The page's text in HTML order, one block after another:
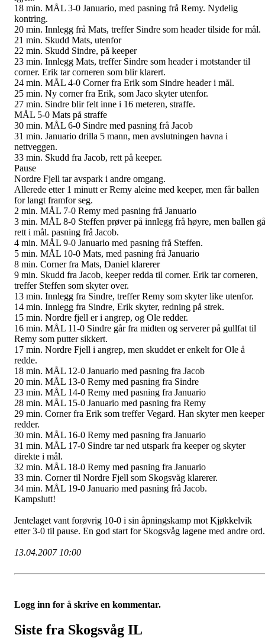
18 min. MÅL 3-0 Januario, med pasning frå Remy. Nydelig
kontring.
20 min. Innlegg frå Mats, treffer Sindre som header tilside for mål.
21 min. Skudd Mats, utenfor
22 min. Skudd Sindre, på keeper
23 min. Innlegg Mats, treffer Sindre som header i motstander til
corner. Erik tar corneren som blir klarert.
24 min. MÅL 4-0 Corner fra Erik som Sindre header i mål.
25 min. Ny corner fra Erik, som Jaco skyter utenfor.
27 min. Sindre blir felt inne i 16 meteren, straffe.
MÅL 5-0 Mats på straffe
30 min. MÅL 6-0 Sindre med pasning frå Jacob
31 min. Januario drilla 5 mann, men avslutningen havna i
nettveggen.
33 min. Skudd fra Jacob, rett på keeper.
Pause
Nordre Fjell tar avspark i andre omgang.
Allerede etter 1 minutt er Remy aleine med keeper, men får ballen
for langt framfor seg.
2 min. MÅL 7-0 Remy med pasning frå Januario
3 min. MÅL 8-0 Steffen prøver på innlegg frå høyre, men ballen
rett i mål. pasning frå Jacob.
4 min. MÅL 9-0 Januario med pasning frå Steffen.
5 min. MÅL 10-0 Mats, med pasning frå Januario
8 min. Corner fra Mats, Daniel klarerer
9 min. Skudd fra Jacob, keeper redda til corner. Erik tar corneren,
treffer Steffen som skyter over.
13 min. Innlegg fra Sindre, treffer Remy som skyter like utenfor.
14 min. Innlegg fra Sindre, Erik skyter, redning på strek.
15 min. Nordre fjell er i angrep, og Ole redder.
16 min. MÅL 11-0 Sindre går fra midten og serverer på gullfat til
Remy som putter sikkert.
17 min. Nordre Fjell i angrep, men skuddet er enkelt for Ole å
redde.
18 min. MÅL 12-0 Januario med pasning fra Jacob
20 min. MÅL 13-0 Remy med pasning fra Sindre
23 min. MÅL 14-0 Remy med pasning fra Januario
28 min. MÅL 15-0 Januario med pasning fra Remy
29 min. Corner fra Erik som treffer Vegard. Han skyter men keeper
redder.
30 min. MÅL 16-0 Remy med pasning fra Januario
31 min. MÅL 17-0 Sindre tar ned utspark fra keeper og skyter
direkte i mål.
32 min. MÅL 18-0 Remy med pasning fra Januario
33 min. Corner til Nordre Fjell som Skogsvåg klarerer.
34 min. MÅL 19-0 Januario med pasning frå Jacob.
Kampslutt!
Jentelaget vant forøvrig 10-0 i sin åpningskamp mot Kjøkkelvik
etter 3-0 til pause. En god start for Skogsvåg lagene med andre ord.
13.04.2007 10:00
Logg inn for å skrive en kommentar.
Siste fra Skogsvåg IL